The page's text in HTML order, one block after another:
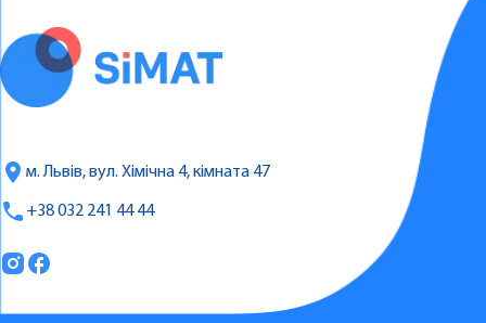
м. Львів, вул. Хімічна 4, кімната 47
+38 032 241 44 44